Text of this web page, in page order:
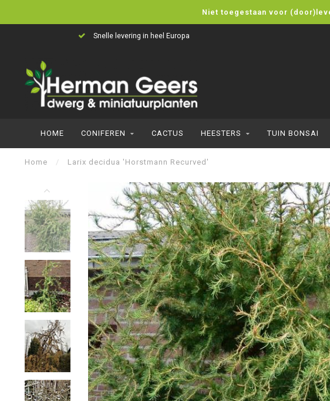
Niet toegestaan voor
Snelle levering in heel Europa
HOME CONIFEREN CACTUS HEESTERS TUIN BONSAI
Home / Larix decidua 'Horstmann Recurved'